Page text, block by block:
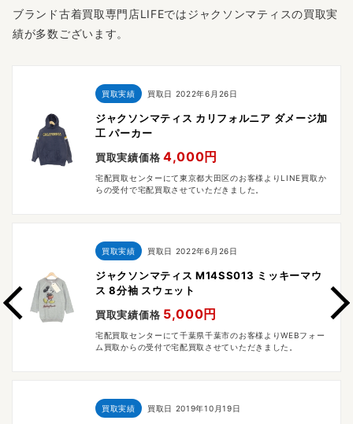
ブランド古着買取専門店LIFEではジャクソンマティスの買取実
績が多数ございます。
買取実績 買取日 2022年6月26日
ジャクソンマティス カリフォルニア ダメージ加
工 パーカー
買取実績価格 4,000円
宅配買取センターにて東京都大田区のお客様よりLINE買取か
らの受付で宅配買取させていただきました。
買取実績 買取日 2022年6月26日
ジャクソンマティス M14SS013 ミッキーマウ
ス 8分袖 スウェット
買取実績価格 5,000円
宅配買取センターにて千葉県千葉市のお客様よりWEBフォー
ム買取からの受付で宅配買取させていただきました。
買取実績 買取日 2019年10月19日